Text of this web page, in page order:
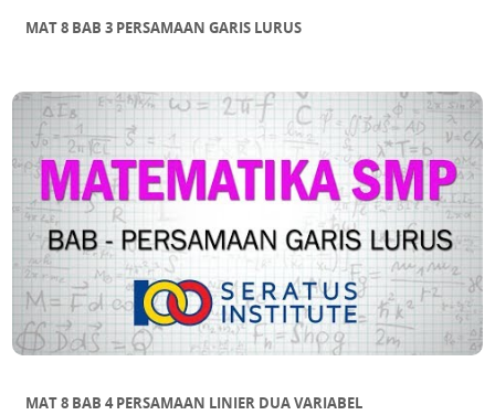
MAT 8 BAB 3 PERSAMAAN GARIS LURUS
MAT 8 BAB 4 PERSAMAAN LINIER DUA VARIABEL